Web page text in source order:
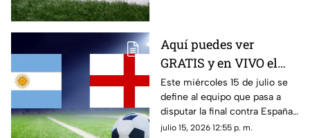
Aquí puedes ver
GRATIS y en VIVO el
partido de Argentina vs
Inglaterra de la Copa
Mundial de la FIFA
Este miércoles 15 de julio se
define al equipo que pasa a
disputar la final contra España
en la Copa Mundial de la FIFA
julio 15, 2026 12:55 p. m.